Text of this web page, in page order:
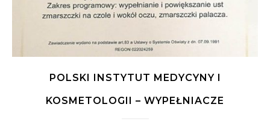
POLSKI INSTYTUT MEDYCYNY I
KOSMETOLOGII – WYPEŁNIACZE